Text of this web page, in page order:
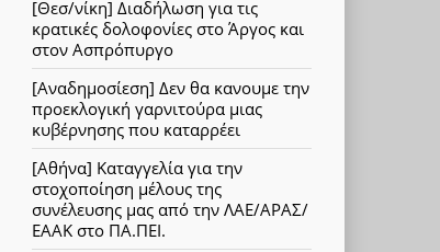
[Θεσ/νίκη] Διαδήλωση για τις
κρατικές δολοφονίες στο Άργος και
στον Ασπρόπυργο
[Αναδημοσίεση] Δεν θα κανουμε την
προεκλογική γαρνιτούρα μιας
κυβέρνησης που καταρρέει
[Αθήνα] Καταγγελία για την
στοχοποίηση μέλους της
συνέλευσης μας από την ΛΑΕ/ΑΡΑΣ/
ΕΑΑΚ στο ΠΑ.ΠΕΙ.